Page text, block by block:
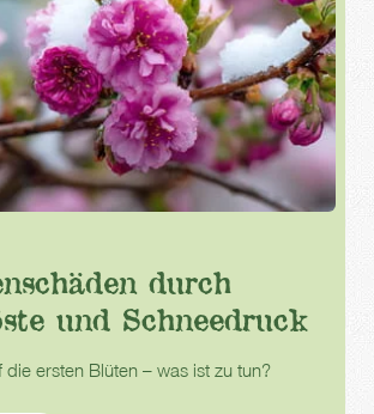
durch
und Schneedruck
die ersten Blüten – was ist zu tun?